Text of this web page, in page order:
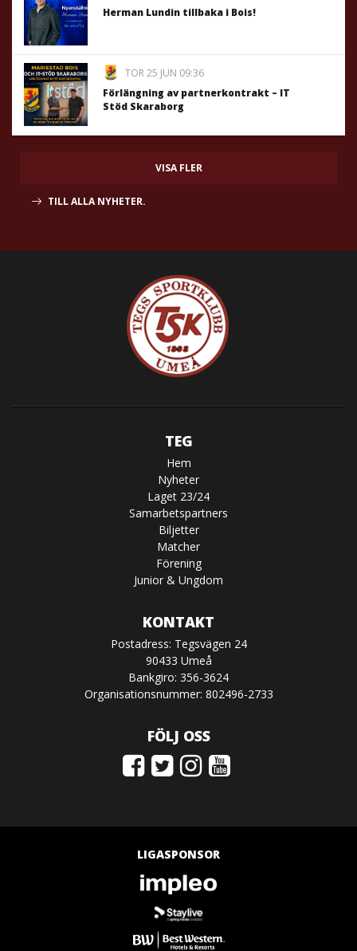
Herman Lundin tillbaka i Bois!
TOR 25 JUN 09:36
Förlängning av partnerkontrakt – IT
Stöd Skaraborg
VISA FLER
TILL ALLA NYHETER.
TEG
Hem
Nyheter
Laget 23/24
Samarbetspartners
Biljetter
Matcher
Förening
Junior & Ungdom
KONTAKT
Postadress: Tegsvägen 24
90433 Umeå
Bankgiro: 356-3624
Organisationsnummer: 802496-2733
FÖLJ OSS
LIGASPONSOR